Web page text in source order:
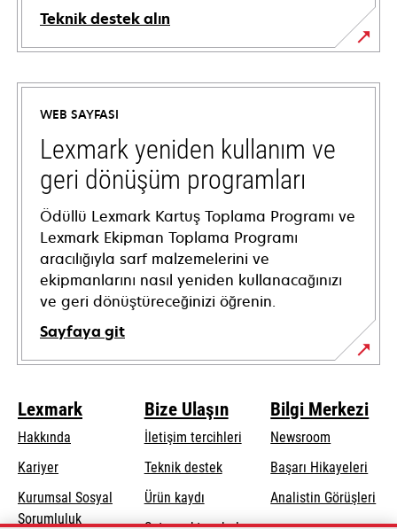
Teknik destek alın
opens
in
new
tab
WEB SAYFASI
Lexmark yeniden kullanım ve
geri dönüşüm programları
Ödüllü Lexmark Kartuş Toplama Programı ve
Lexmark Ekipman Toplama Programı
aracılığıyla sarf malzemelerini ve
ekipmanlarını nasıl yeniden kullanacağınızı
ve geri dönüştüreceğinizi öğrenin.
Sayfaya git
Lexmark
Hakkında
Kariyer
Kurumsal Sosyal
Sorumlulukopens
Bize Ulaşın
İletişim tercihleri
Teknik destekopens
Ürün kaydı
Bilgi Merkezi
Newsroom
Başarı Hikayeleri
Analistin Görüşleri